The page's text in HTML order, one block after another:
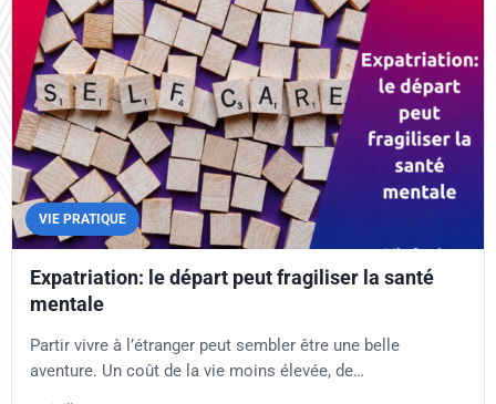
VIE PRATIQUE
Expatriation: le départ peut fragiliser la santé
mentale
Partir vivre à l’étranger peut sembler être une belle
aventure. Un coût de la vie moins élevée, de…